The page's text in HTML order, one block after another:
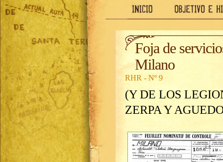
Foja de
Milano
RHR - Nº 9
(Y DE LOS
ZERPA Y